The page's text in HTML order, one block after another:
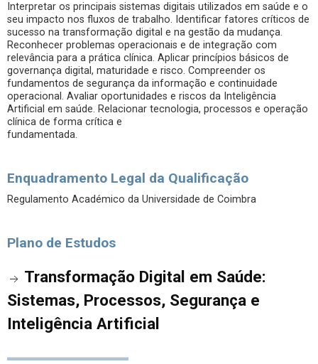
Interpretar os principais sistemas digitais utilizados em saúde e o
seu impacto nos fluxos de trabalho. Identificar fatores críticos de
sucesso na transformação digital e na gestão da mudança.
Reconhecer problemas operacionais e de integração com
relevância para a prática clínica. Aplicar princípios básicos de
governança digital, maturidade e risco. Compreender os
fundamentos de segurança da informação e continuidade
operacional. Avaliar oportunidades e riscos da Inteligência
Artificial em saúde. Relacionar tecnologia, processos e operação
clínica de forma crítica e
fundamentada.
Enquadramento Legal da Qualificação
Regulamento Académico da Universidade de Coimbra
Plano de Estudos
Transformação Digital em Saúde:
Sistemas, Processos, Segurança e
Inteligência Artificial